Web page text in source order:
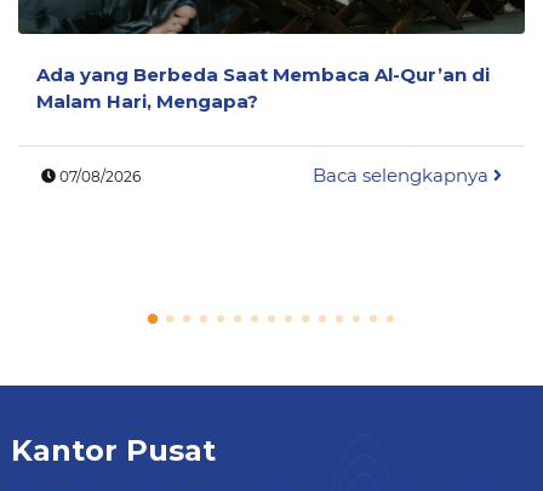
Ada yang Berbeda Saat Membaca Al-Qur’an di
Malam Hari, Mengapa?
07/08/2026 Baca selengkapnya
Kantor Pusat